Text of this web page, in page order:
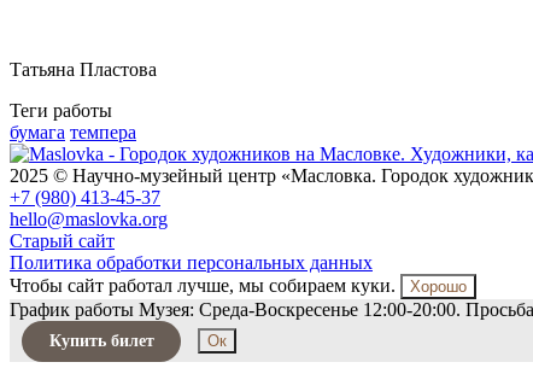
Татьяна Пластова
Теги работы
бумага темпера
2025 © Научно-музейный центр «Масловка. Городок
+7 (980) 413-45-37
hello@maslovka.org
Старый сайт
Политика обработки персональных данных
Чтобы сайт работал лучше, мы собираем куки.
Хорошо
График работы Музея: Среда-Воскресенье 12:00-20:00.
Купить билет Ок